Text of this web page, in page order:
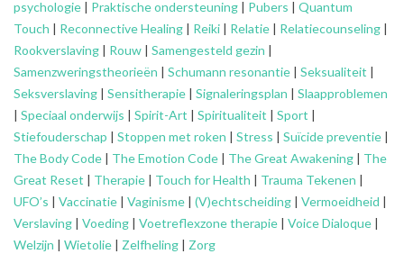
psychologie | Praktische ondersteuning | Pubers | Quantum
Touch | Reconnective Healing | Reiki | Relatie | Relatiecounseling |
Rookverslaving | Rouw | Samengesteld gezin |
Samenzweringstheorieën | Schumann resonantie | Seksualiteit |
Seksverslaving | Sensitherapie | Signaleringsplan | Slaapproblemen
| Speciaal onderwijs | Spirit-Art | Spiritualiteit | Sport |
Stiefouderschap | Stoppen met roken | Stress | Suïcide preventie |
The Body Code | The Emotion Code | The Great Awakening | The
Great Reset | Therapie | Touch for Health | Trauma Tekenen |
UFO’s | Vaccinatie | Vaginisme | (V)echtscheiding | Vermoeidheid |
Verslaving | Voeding | Voetreflexzone therapie | Voice Dialoque |
Welzijn | Wietolie | Zelfheling | Zorg